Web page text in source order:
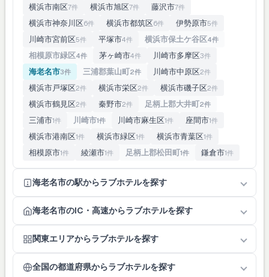
横浜市南区7件 横浜市旭区7件 藤沢市7件
横浜市神奈川区6件 横浜市都筑区6件 伊勢原市5件
川崎市宮前区5件 平塚市4件 横浜市保土ケ谷区4件
相模原市緑区4件 茅ヶ崎市4件 川崎市多摩区3件
海老名市3件 三浦郡葉山町2件 川崎市中原区2件
横浜市戸塚区2件 横浜市栄区2件 横浜市磯子区2件
横浜市鶴見区2件 秦野市2件 足柄上郡大井町2件
三浦市1件 川崎市1件 川崎市麻生区1件 座間市1件
横浜市港南区1件 横浜市緑区1件 横浜市青葉区1件
相模原市1件 綾瀬市1件 足柄上郡松田町1件 鎌倉市1件
海老名市の駅からラブホテルを探す
海老名市のIC・高速からラブホテルを探す
関東エリアからラブホテルを探す
全国の都道府県からラブホテルを探す